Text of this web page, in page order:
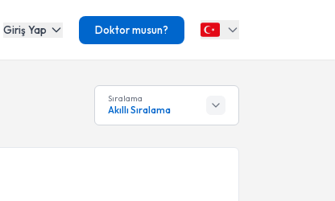
Giriş Yap Doktor musun?
Sıralama
Akıllı Sıralama